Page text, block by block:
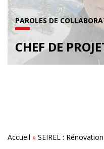
PAROLES DE
CHEF DE
Accueil » SEIREL :